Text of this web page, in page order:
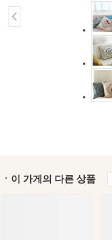
ㆍ이 가게의 다른 상품